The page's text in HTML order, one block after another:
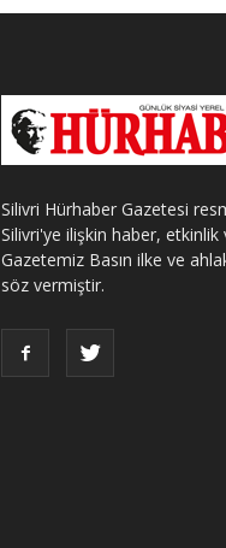
Silivri Hürhaber Gazetesi
Silivri'ye ilişkin haber, etkinlik
Gazetemiz Basın ilke ve
söz vermiştir.